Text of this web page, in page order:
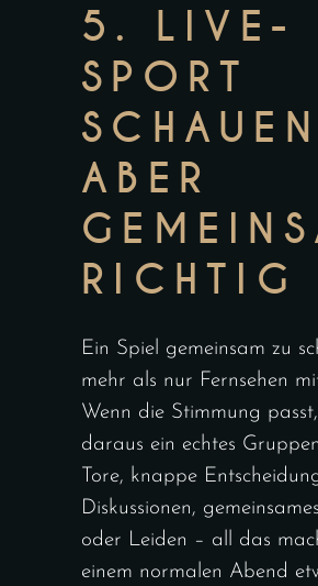
5. LIVE-
SPORT
ABER
RICHTIG
Ein Spiel gemeinsam zu
mehr als nur Fernsehen
Wenn die Stimmung
daraus ein echtes
Tore, knappe
Diskussionen,
oder Leiden – all das
einem normalen Abend